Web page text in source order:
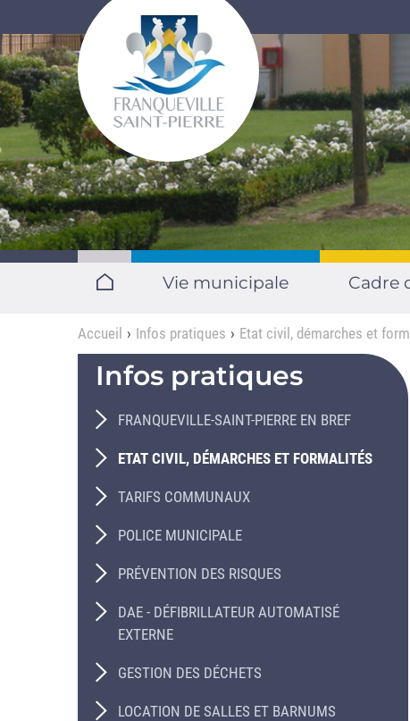
Aller au contenu principal
Vie municipale Cadre
Accueil Infos pratiques Etat civil, démarches et
Infos pratiques
FRANQUEVILLE-SAINT-PIERRE EN BREF
ETAT CIVIL, DÉMARCHES ET FORMALITÉS
TARIFS COMMUNAUX
POLICE MUNICIPALE
PRÉVENTION DES RISQUES
DAE - DÉFIBRILLATEUR AUTOMATISÉ
EXTERNE
GESTION DES DÉCHETS
LOCATION DE SALLES ET BARNUMS